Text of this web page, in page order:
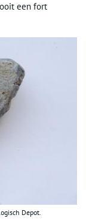
een fort
Depot.